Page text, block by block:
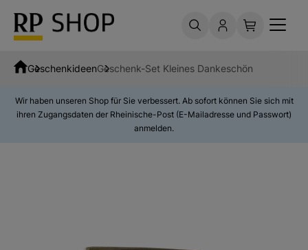
GeschenkideenGeschenk-Set Kleines Dankeschön
Wir haben unseren Shop für Sie verbessert. Ab sofort können Sie sich mit
ihren Zugangsdaten der Rheinische-Post (E-Mailadresse und Passwort)
anmelden.